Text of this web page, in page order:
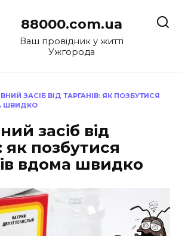
88000.com.ua
Ваш провідник у житті
Ужгорода
ЗАСІБ ВІД ТАРГАНІВ: ЯК ПОЗБУТИСЯ
ШВИДКО
засіб від
як позбутися
вдома швидко